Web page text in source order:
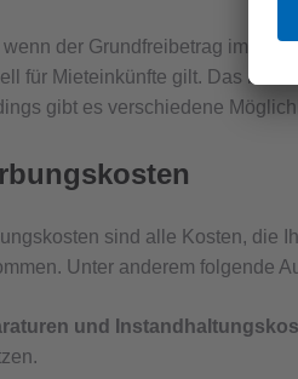
wenn der Grundfreibetrag im
für Mieteinkünfte gilt. Das
gibt es verschiedene
sind alle Kosten, die
Unter anderem folgende
und